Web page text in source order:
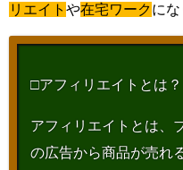
リエイト や在宅ワークにな
□アフィリエイトとは？
アフィリエイトとは、
の広告から商品が売れ